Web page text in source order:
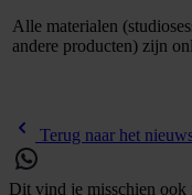
Alle materialen
andere producten) zijn
Terug naar het
Dit vind je misschien ook